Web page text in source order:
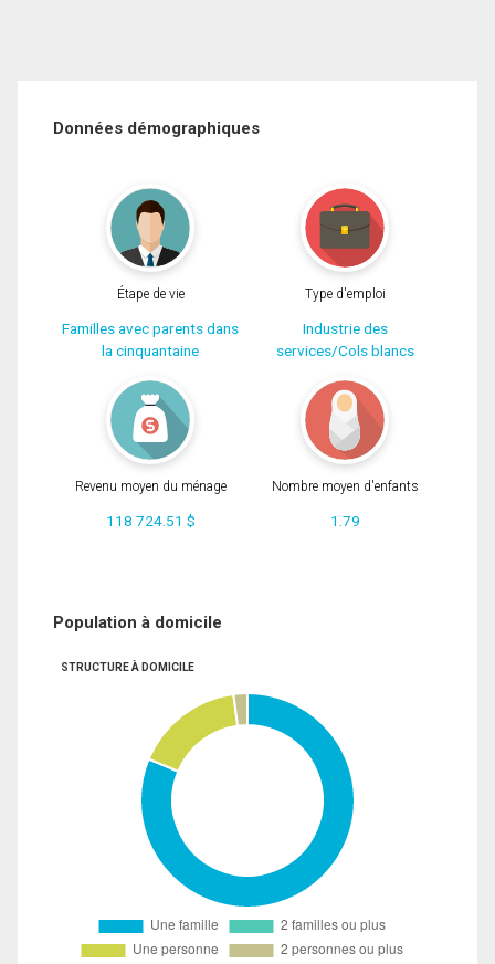
Données démographiques
Étape de vie
Familles avec parents dans
la cinquantaine
Type d'emploi
Industrie des
services/Cols blancs
Revenu moyen du ménage
118 724.51 $
Nombre moyen d'enfants
1.79
Population à domicile
STRUCTURE À DOMICILE